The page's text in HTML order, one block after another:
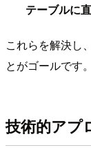
テーブルに
これらを解決し、
とがゴールです。
技術的アプ